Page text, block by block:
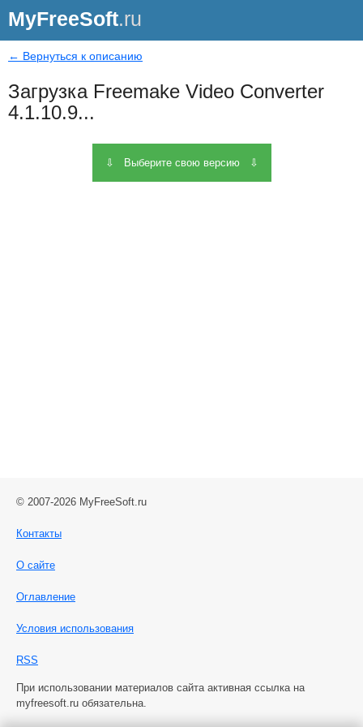
MyFreeSoft.ru
← Вернуться к описанию
Загрузка Freemake Video Converter
4.1.10.9...
⇩ Выберите свою версию ⇩
© 2007-2026 MyFreeSoft.ru
Контакты
О сайте
Оглавление
Условия использования
RSS
При использовании материалов сайта активная ссылка на
myfreesoft.ru обязательна.